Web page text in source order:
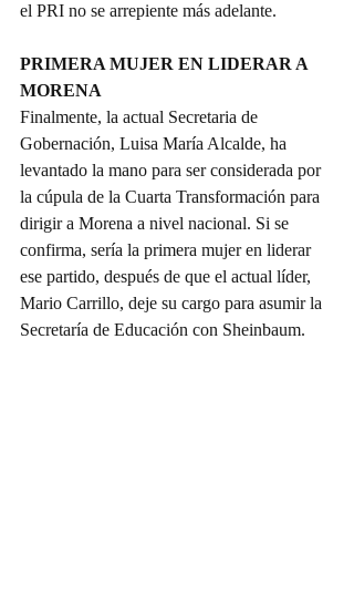
el PRI no se arrepiente más adelante.
PRIMERA MUJER EN LIDERAR A
MORENA
Finalmente, la actual Secretaria de
Gobernación, Luisa María Alcalde, ha
levantado la mano para ser considerada por
la cúpula de la Cuarta Transformación para
dirigir a Morena a nivel nacional. Si se
confirma, sería la primera mujer en liderar
ese partido, después de que el actual líder,
Mario Carrillo, deje su cargo para asumir la
Secretaría de Educación con Sheinbaum.